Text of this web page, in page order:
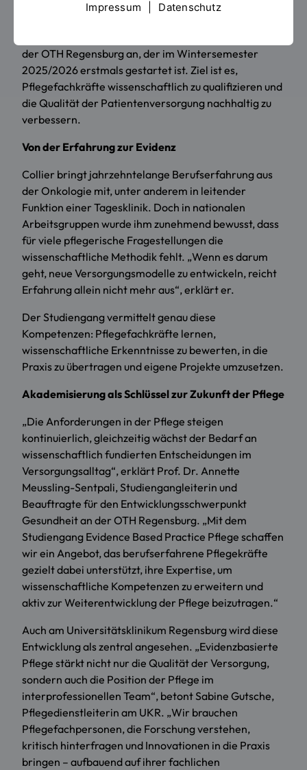
vom Universitätsklinikum Regensburg (UKR).
der OTH Regensburg an, der im Wintersemester
2025/2026 erstmals gestartet ist. Ziel ist es,
Pflegefachkräfte wissenschaftlich zu qualifizieren und
die Qualität der Patientenversorgung nachhaltig zu
verbessern.
Von der Erfahrung zur Evidenz
Collier bringt jahrzehntelange Berufserfahrung aus
der Onkologie mit, unter anderem in leitender
Funktion einer Tagesklinik. Doch in nationalen
Arbeitsgruppen wurde ihm zunehmend bewusst, dass
für viele pflegerische Fragestellungen die
wissenschaftliche Methodik fehlt. „Wenn es darum
geht, neue Versorgungsmodelle zu entwickeln, reicht
Erfahrung allein nicht mehr aus“, erklärt er.
Der Studiengang vermittelt genau diese
Kompetenzen: Pflegefachkräfte lernen,
wissenschaftliche Erkenntnisse zu bewerten, in die
Praxis zu übertragen und eigene Projekte umzusetzen.
Akademisierung als Schlüssel zur Zukunft der Pflege
„Die Anforderungen in der Pflege steigen
kontinuierlich, gleichzeitig wächst der Bedarf an
wissenschaftlich fundierten Entscheidungen im
Versorgungsalltag“, erklärt Prof. Dr. Annette
Meussling-Sentpali, Studiengangleiterin und
Beauftragte für den Entwicklungsschwerpunkt
Gesundheit an der OTH Regensburg. „Mit dem
Studiengang Evidence Based Practice Pflege schaffen
wir ein Angebot, das berufserfahrene Pflegekräfte
gezielt dabei unterstützt, ihre Expertise, um
wissenschaftliche Kompetenzen zu erweitern und
aktiv zur Weiterentwicklung der Pflege beizutragen.“
Auch am Universitätsklinikum Regensburg wird diese
Entwicklung als zentral angesehen. „Evidenzbasierte
Pflege stärkt nicht nur die Qualität der Versorgung,
sondern auch die Position der Pflege im
interprofessionellen Team“, betont Sabine Gutsche,
Pflegedienstleiterin am UKR. „Wir brauchen
Pflegefachpersonen, die Forschung verstehen,
kritisch hinterfragen und Innovationen in die Praxis
bringen – aufbauend auf ihrer fachlichen
Impressum Datenschutz